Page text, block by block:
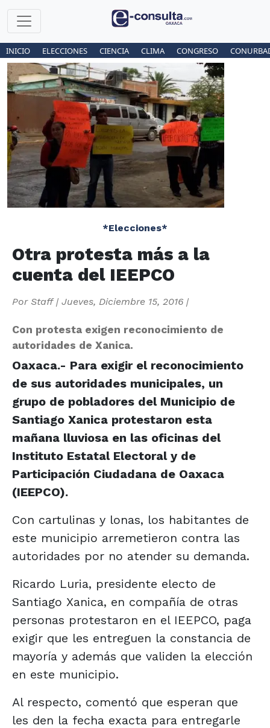
INICIO ELECCIONES CIENCIA CLIMA CONGRESO
*Elecciones*
Otra protesta más a la
cuenta del IEEPCO
Por Staff| Jueves, Diciembre 15, 2016 |
Con protesta exigen reconocimiento de
autoridades de Xanica.
Oaxaca.- Para exigir el reconocimiento
de sus autoridades municipales, un
grupo de pobladores del Municipio de
Santiago Xanica protestaron esta
mañana lluviosa en las oficinas del
Instituto Estatal Electoral y de
Participación Ciudadana de Oaxaca
(IEEPCO).
Con cartulinas y lonas, los habitantes de
este municipio arremetieron contra las
autoridades por no atender su demanda.
Ricardo Luria, presidente electo de
Santiago Xanica, en compañía de otras
personas protestaron en el IEEPCO, paga
exigir que les entreguen la constancia de
mayoría y además que validen la elección
en este municipio.
Al respecto, comentó que esperan que
les den la fecha exacta para entregarle